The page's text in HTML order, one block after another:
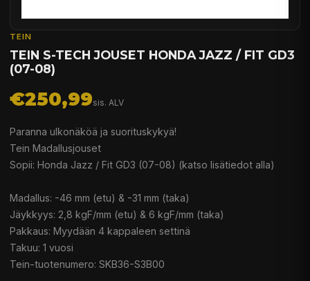
TEIN
TEIN S-TECH JOUSET HONDA JAZZ / FIT GD3
(07-08)
€250,99sis. ALV
Paranna ulkonäköä ja suorituskykyä!
Tein Madallusjouset
Sopii: Honda Jazz / Fit GD3 (07-08) (katso lisätiedot alla)
Madallus: -46 mm (etu) & -31 mm (taka)
Jäykkyys: 2,8 kgF/mm (etu) & 6 kgF/mm (taka)
Pakkaus: Myydään 4 kappaleen settinä
Takuu: 1 vuosi
Tein-tuotenumero: SKB36-S3B00